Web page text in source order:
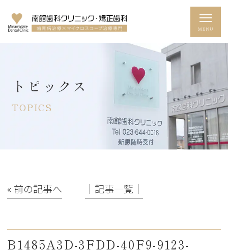
トピックス
TOPICS
« 前の記事へ │記事一覧│
B1485A3D-3FDD-40F9-9123-